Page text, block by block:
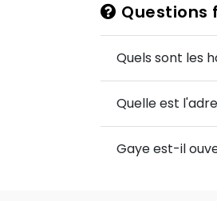
Questions
Quels sont les
Quelle est
Gaye est-il